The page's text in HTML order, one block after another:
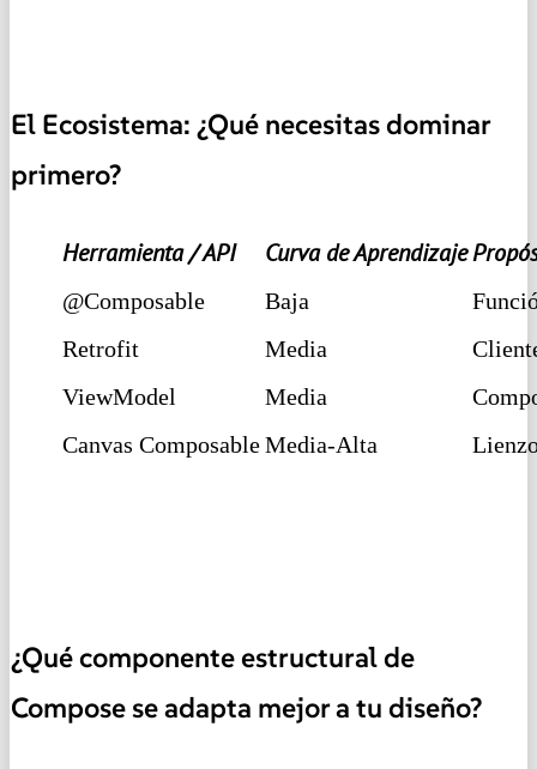
El Ecosistema: ¿Qué necesitas dominar
primero?
Herramienta / API Curva de Aprendizaje
@Composable Baja
Retrofit
Media
ViewModel
Media
Canvas ComposableMedia-Alta
¿Qué componente estructural de
Compose se adapta mejor a tu diseño?